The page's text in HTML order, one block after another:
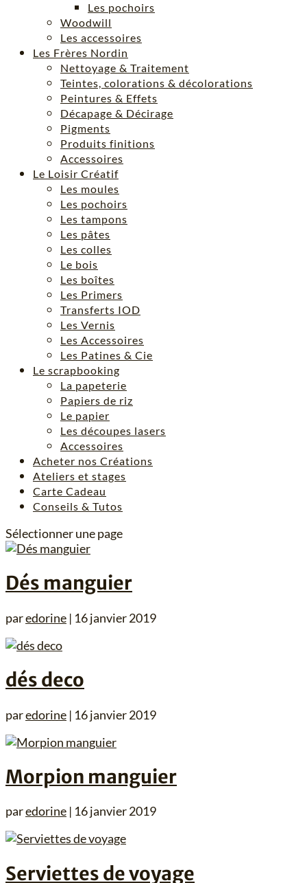
Les pochoirs
Woodwill
Les accessoires
Les Frères Nordin
Nettoyage & Traitement
Teintes, colorations & décolorations
Peintures & Effets
Décapage & Décirage
Pigments
Produits finitions
Accessoires
Le Loisir Créatif
Les moules
Les pochoirs
Les tampons
Les pâtes
Les colles
Le bois
Les boîtes
Les Primers
Transferts IOD
Les Vernis
Les Accessoires
Les Patines & Cie
Le scrapbooking
La papeterie
Papiers de riz
Le papier
Les découpes lasers
Accessoires
Acheter nos Créations
Ateliers et stages
Carte Cadeau
Conseils & Tutos
Sélectionner une page
Dés manguier
paredorine | 16 janvier 2019
dés deco
paredorine | 16 janvier 2019
Morpion manguier
paredorine | 16 janvier 2019
Serviettes de voyage